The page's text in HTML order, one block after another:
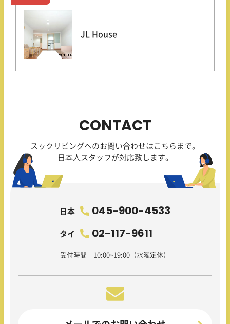
JL House
CONTACT
スックリビングへのお問い合わせはこちらまで。
日本人スタッフが対応致します。
日本 045-900-4533
タイ 02-117-9611
受付時間 10:00~19:00（水曜定休）